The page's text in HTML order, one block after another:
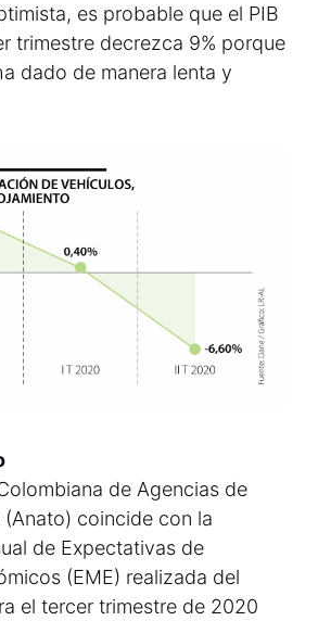
es probable que el PIB
trimestre decrezca 9% porque
dado de manera lenta y
de Agencias de
(Anato) coincide con la
de Expectativas de
(EME) realizada del
el tercer trimestre de 2020